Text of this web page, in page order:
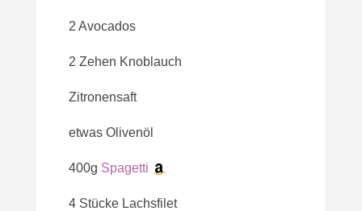
2 Avocados
2 Zehen Knoblauch
Zitronensaft
etwas Olivenöl
400g Spagetti
4 Stücke Lachsfilet